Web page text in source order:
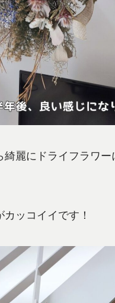
綺麗にドライフラワー
カッコイイです！